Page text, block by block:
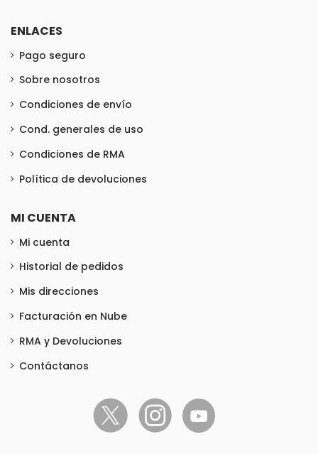
ENLACES
Pago seguro
Sobre nosotros
Condiciones de envío
Cond. generales de uso
Condiciones de RMA
Política de devoluciones
MI CUENTA
Mi cuenta
Historial de pedidos
Mis direcciones
Facturación en Nube
RMA y Devoluciones
Contáctanos